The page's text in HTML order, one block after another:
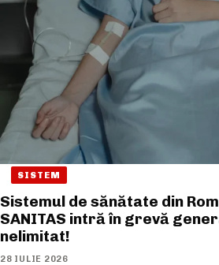
SISTEM
Sistemul de sănătate din
SANITAS intră în grevă
nelimitat!
28 IULIE 2026